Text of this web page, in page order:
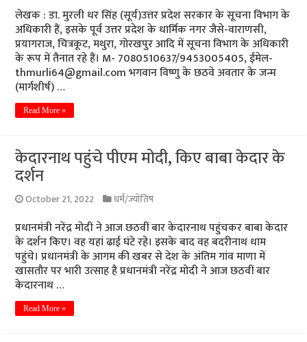
लेखक : डा. मुरली धर सिंह (सूर्य)उत्तर प्रदेश सरकार के सूचना विभाग के
अधिकारी हैं, इसके पूर्व उत्तर प्रदेश के धार्मिक नगर जैसे-वाराणसी,
प्रयागराज, चित्रकूट, मथुरा, गोरखपुर आदि में सूचना विभाग के अधिकारी
के रूप में तैनात रहे हैं। M- 7080510637/9453005405, ईमेल-
thmurli64@gmail.com भगवान विष्णु के छठवे अवतार के जन्म
(मार्गशीर्ष) …
Read More »
केदारनाथ पहुंचे पीएम मोदी, किए बाबा केदार के
दर्शन
October 21, 2022 धर्म/ज्योतिष
प्रधानमंत्री नरेंद्र मोदी ने आज छठवीं बार केदारनाथ पहुंचकर बाबा केदार
के दर्शन किए। वह यहां ढाई घंटे रहे। इसके बाद वह बदरीनाथ धाम
पहुंचे। प्रधानमंत्री के आगम की खबर से देश के अंतिम गांव माणा में
खासतौर पर भारी उत्साह है प्रधानमंत्री नरेंद्र मोदी ने आज छठवीं बार
केदारनाथ …
Read More »